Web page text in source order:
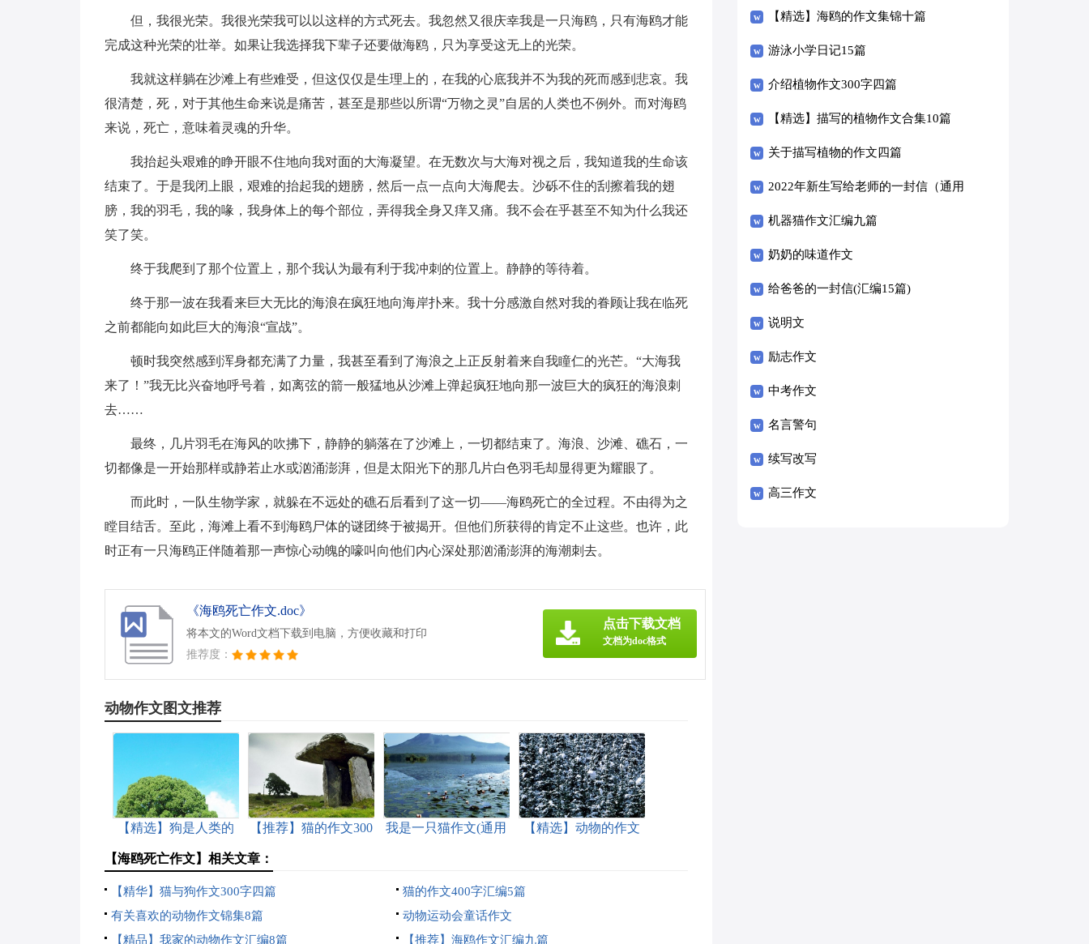
但，我很光荣。我很光荣我可以以这样的方式死去。我忽然又很庆幸我是一只海鸥，只有海鸥才能
完成这种光荣的壮举。如果让我选择我下辈子还要做海鸥，只为享受这无上的光荣。
我就这样躺在沙滩上有些难受，但这仅仅是生理上的，在我的心底我并不为我的死而感到悲哀。我
很清楚，死，对于其他生命来说是痛苦，甚至是那些以所谓“万物之灵”自居的人类也不例外。而对海鸥
来说，死亡，意味着灵魂的升华。
我抬起头艰难的睁开眼不住地向我对面的大海凝望。在无数次与大海对视之后，我知道我的生命该
结束了。于是我闭上眼，艰难的抬起我的翅膀，然后一点一点向大海爬去。沙砾不住的刮擦着我的翅
膀，我的羽毛，我的喙，我身体上的每个部位，弄得我全身又痒又痛。我不会在乎甚至不知为什么我还
笑了笑。
终于我爬到了那个位置上，那个我认为最有利于我冲刺的位置上。静静的等待着。
终于那一波在我看来巨大无比的海浪在疯狂地向海岸扑来。我十分感激自然对我的眷顾让我在临死
之前都能向如此巨大的海浪“宣战”。
顿时我突然感到浑身都充满了力量，我甚至看到了海浪之上正反射着来自我瞳仁的光芒。“大海我
来了！”我无比兴奋地呼号着，如离弦的箭一般猛地从沙滩上弹起疯狂地向那一波巨大的疯狂的海浪刺
去……
最终，几片羽毛在海风的吹拂下，静静的躺落在了沙滩上，一切都结束了。海浪、沙滩、礁石，一
切都像是一开始那样或静若止水或汹涌澎湃，但是太阳光下的那几片白色羽毛却显得更为耀眼了。
而此时，一队生物学家，就躲在不远处的礁石后看到了这一切――海鸥死亡的全过程。不由得为之
瞠目结舌。至此，海滩上看不到海鸥尸体的谜团终于被揭开。但他们所获得的肯定不止这些。也许，此
时正有一只海鸥正伴随着那一声惊心动魄的嚎叫向他们内心深处那汹涌澎湃的海潮刺去。
《海鸥死亡作文.doc》
将本文的Word文档下载到电脑，方便收藏和打印
推荐度：
点击下载文档
文档为doc格式
动物作文图文推荐
【精选】狗是人类的
【推荐】猫的作文300
我是一只猫作文(通用
【精选】动物的作文
【海鸥死亡作文】相关文章：
【精华】猫与狗作文300字四篇
猫的作文400字汇编5篇
有关喜欢的动物作文锦集8篇
动物运动会童话作文
【精品】我家的动物作文汇编8篇
【推荐】海鸥作文汇编九篇
【精选】海鸥的作文集锦十篇
游泳小学日记15篇
介绍植物作文300字四篇
【精选】描写的植物作文合集10篇
关于描写植物的作文四篇
2022年新生写给老师的一封信（通用
8篇）
机器猫作文汇编九篇
奶奶的味道作文
给爸爸的一封信(汇编15篇)
说明文
励志作文
中考作文
名言警句
续写改写
高三作文